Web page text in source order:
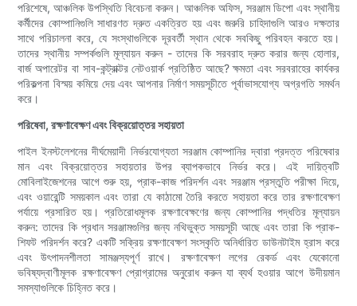
পরিশেষে, আঞ্চলিক উপস্থিতি বিবেচনা করুন। আঞ্চলিক অফিস, সরঞ্জাম ডিপো এবং স্থানীয়
কর্মীদের কোম্পানিগুলি সাধারণত দ্রুত একত্রিত হয় এবং জরুরি চাহিদাগুলি আরও দক্ষতার
সাথে পরিচালনা করে, যে সংস্থাগুলিকে দূরবর্তী স্থান থেকে সবকিছু পরিবহন করতে হয়।
তাদের স্থানীয় সম্পর্কগুলি মূল্যায়ন করুন - তাদের কি সরবরাহ দ্রুত করার জন্য হোলার,
বার্জ অপারেটর বা সাব-কন্ট্রাক্টর নেটওয়ার্ক প্রতিষ্ঠিত আছে? ক্ষমতা এবং সরবরাহের কার্যকর
পরিকল্পনা বিস্ময় কমিয়ে দেয় এবং আপনার নির্মাণ সময়সূচীতে পূর্বাভাসযোগ্য অগ্রগতি সমর্থন
করে।
পরিষেবা, রক্ষণাবেক্ষণ এবং বিক্রয়োত্তর সহায়তা
পাইল ইনস্টলেশনের দীর্ঘমেয়াদী নির্ভরযোগ্যতা সরঞ্জাম কোম্পানির দ্বারা প্রদত্ত পরিষেবার
মান এবং বিক্রয়োত্তর সহায়তার উপর ব্যাপকভাবে নির্ভর করে। এই দায়িত্বটি
মোবিলাইজেশনের আগে শুরু হয়, প্রাক-কাজ পরিদর্শন এবং সরঞ্জাম প্রস্তুতি পরীক্ষা দিয়ে,
এবং ওয়ারেন্টি সময়কাল এবং তারা যে কাঠামো তৈরি করতে সহায়তা করে তার রক্ষণাবেক্ষণ
পর্যায়ে প্রসারিত হয়। প্রতিরোধমূলক রক্ষণাবেক্ষণের জন্য কোম্পানির পদ্ধতির মূল্যায়ন
করুন: তাদের কি প্রধান সরঞ্জামগুলির জন্য নথিভুক্ত সময়সূচী আছে এবং তারা কি প্রাক-
শিফট পরিদর্শন করে? একটি সক্রিয় রক্ষণাবেক্ষণ সংস্কৃতি অনির্ধারিত ডাউনটাইম হ্রাস করে
এবং উৎপাদনশীলতা সামঞ্জস্যপূর্ণ রাখে। রক্ষণাবেক্ষণ লগের রেকর্ড এবং যেকোনো
ভবিষ্যদ্বাণীমূলক রক্ষণাবেক্ষণ প্রোগ্রামের অনুরোধ করুন যা ব্যর্থ হওয়ার আগে উদীয়মান
সমস্যাগুলিকে চিহ্নিত করে।